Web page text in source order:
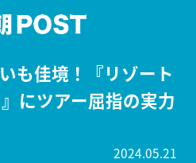
も佳境！『リゾート
にツアー屈指の実力
2024.05.21